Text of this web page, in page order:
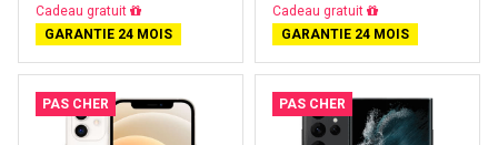
Presque épuisé
GARANTIE 24 MOIS
Livraison gratuite
GARANTIE 24 MOIS
PAS CHER PAS CHER